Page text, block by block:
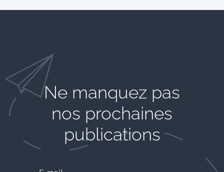
Ne manquez pas
nos prochaines
publications